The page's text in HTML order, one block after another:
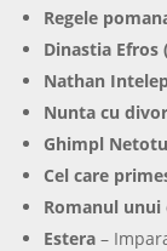
Regele
Dinastia Efros
Nathan
Nunta cu
Ghimpl
Cel care
Romanul unui
Estera –